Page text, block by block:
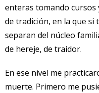
enteras tomando cursos
de tradición, en la que si
separan del núcleo
de hereje, de traidor.
En ese nivel me
muerte. Primero me